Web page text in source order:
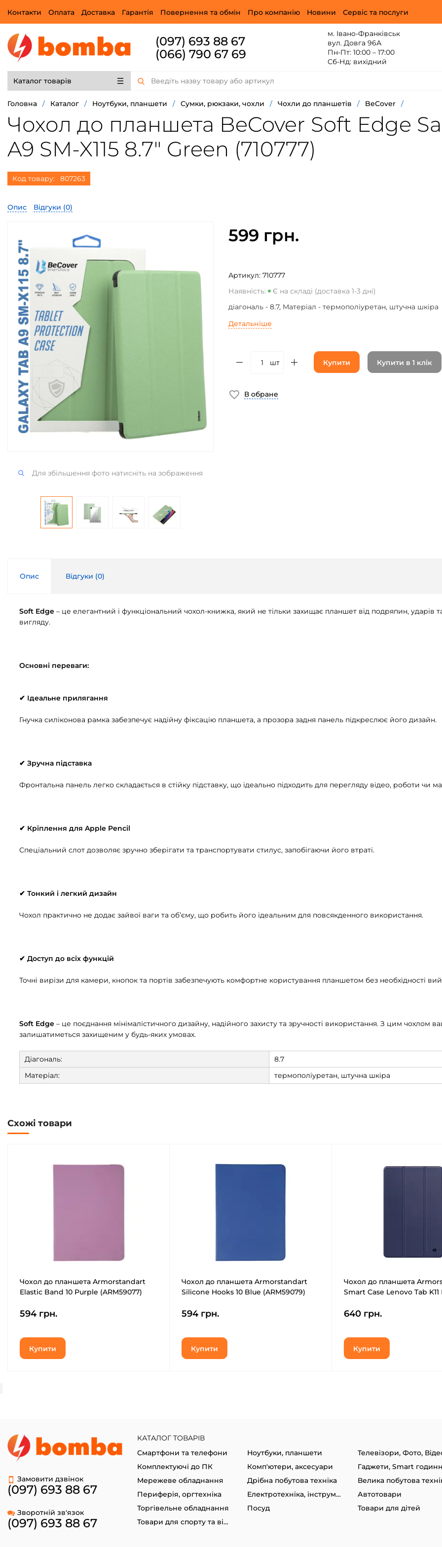
Контакти Оплата Доставка Гарантія Повернення та обмін Про компанію Новини Сервіс та послуги
(097) 693 88 67
(066) 790 67 69
м. Івано-Франківськ
вул. Довга 96А
Пн-Пт: 10:00 – 17:00
Сб-Нд: вихідний
Каталог товарів
Головна / Каталог / Ноутбуки, планшети / Сумки, рюкзаки, чохли / Чохли до планшетів / BeCover /
Чохол до планшета BeCover Soft Edge
A9 SM-X115 8.7" Green (710777)
Код товару: 807263
Опис Відгуки (0)
Для збільшення фото натисніть на зображення
599 грн.
Артикул: 710777
Наявність:
Є на складі (доставка 1-3 дні)
діагональ - 8.7, Матеріал - термополіуретан, штучна шкіра
Детальніше
шт Купити Купити в 1 клік
В обране
Опис Відгуки (0)
Soft Edge – це елегантний і функціональний чохол-книжка, який не тільки захищає планшет від подряпин,
вигляду.
Основні переваги:
✔ Ідеальне прилягання
Гнучка силіконова рамка забезпечує надійну фіксацію планшета, а прозора задня панель підкреслює його дизайн.
✔ Зручна підставка
Фронтальна панель легко складається в стійку підставку, що ідеально підходить для перегляду відео, роботи чи
✔ Кріплення для Apple Pencil
Спеціальний слот дозволяє зручно зберігати та транспортувати стилус, запобігаючи його втраті.
✔ Тонкий і легкий дизайн
Чохол практично не додає зайвої ваги та об’єму, що робить його ідеальним для повсякденного використання.
✔ Доступ до всіх функцій
Точні вирізи для камери, кнопок та портів забезпечують комфортне користування планшетом без необхідності
Soft Edge – це поєднання мінімалістичного дизайну, надійного захисту та зручності використання. З цим чохлом
залишатиметься захищеним у будь-яких умовах.
Діагональ:
8.7
Матеріал:
термополіуретан, штучна шкіра
Схожі товари
Чохол до планшета Armorstandart
Elastic Band 10 Purple (ARM59077)
594 грн.
Купити
Чохол до планшета Armorstandart
Silicone Hooks 10 Blue (ARM59079)
594 грн.
Купити
Чохол до планшета
Smart Case Lenovo Tab
640 грн.
Купити
Замовити дзвінок
(097) 693 88 67
Зворотній зв'язок
(097) 693 88 67
КАТАЛОГ ТОВАРІВ
Смартфони та телефони
Ноутбуки, планшети
Телевізори, Фото,
Комплектуючі до ПК
Комп'ютери, аксесуари
Мережеве обладнання
Дрібна побутова техніка
Велика побутова
Периферія, оргтехніка
Електротехніка, інструменти
Автотовари
Торгівельне обладнання
Посуд
Товари для дітей
Товари для спорту та відпочинку